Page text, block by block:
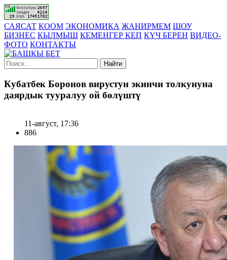
САЯСАТ КООМ ЭКОНОМИКА ЖАНИРМЕМ ШОУ
БИЗНЕС КЫЛМЫШ КЕМЕНГЕР КЕП КҮЧ БЕРЕН ВИДЕО-
ФОТО КОНТАКТЫ
Найти
Кубатбек Боронов вирустун экинчи толкунуна
даярдык тууралуу ой бөлүштү
11-август, 17:36
886